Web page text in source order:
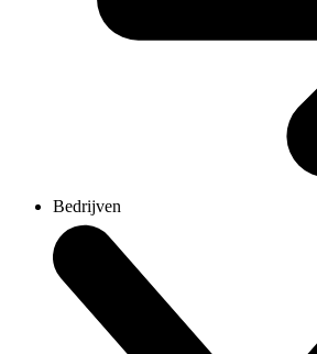
Bedrijven